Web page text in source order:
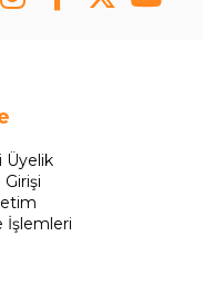
Üyelik
Girişi
İşlemleri